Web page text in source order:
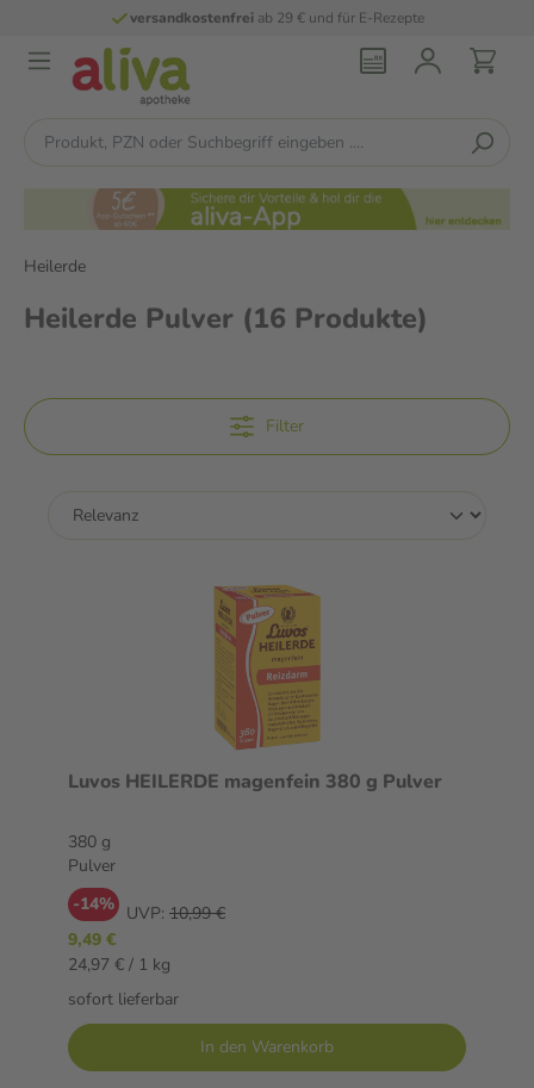
persönlichepharmazeutische Beratung
Heilerde
Heilerde Pulver (16 Produkte)
Filter
Luvos HEILERDE magenfein 380 g Pulver
380 g
Pulver
-14% UVP: 10,99 €
9,49 €
24,97 € / 1 kg
sofort lieferbar
In den Warenkorb